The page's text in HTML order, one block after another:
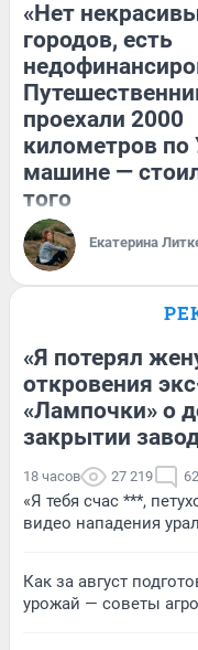
«Нет
городов, есть
проехали 2000
километров по
машине —
того
Екатерина
«Я потерял
откровения
«Лампочки» о
закрытии
18 часов 27 219 62
«Я тебя счас ***,
видео нападения
Как за август
урожай — советы